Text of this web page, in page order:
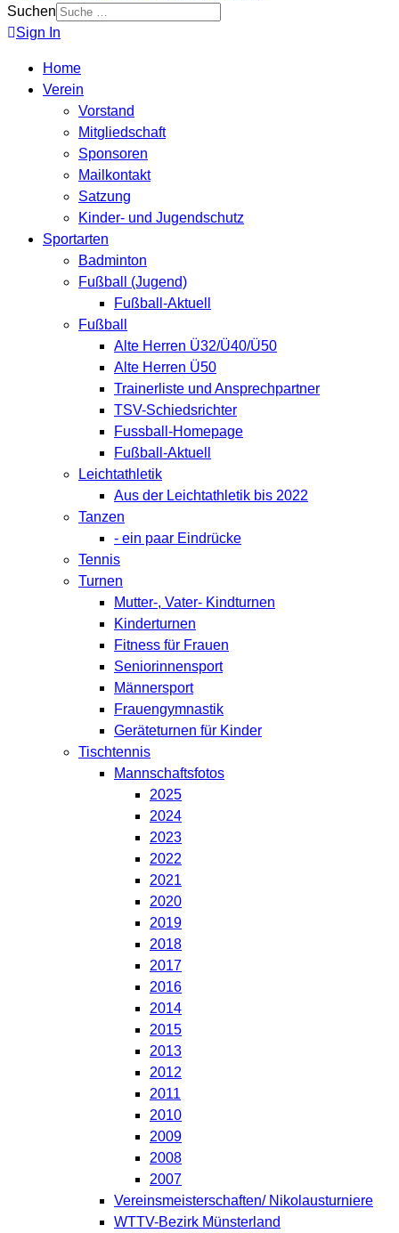
Suchen
Sign In
Home
Verein
Vorstand
Mitgliedschaft
Sponsoren
Mailkontakt
Satzung
Kinder- und Jugendschutz
Sportarten
Badminton
Fußball (Jugend)
Fußball-Aktuell
Fußball
Alte Herren Ü32/Ü40/Ü50
Alte Herren Ü50
Trainerliste und Ansprechpartner
TSV-Schiedsrichter
Fussball-Homepage
Fußball-Aktuell
Leichtathletik
Aus der Leichtathletik bis 2022
Tanzen
- ein paar Eindrücke
Tennis
Turnen
Mutter-, Vater- Kindturnen
Kinderturnen
Fitness für Frauen
Seniorinnensport
Männersport
Frauengymnastik
Geräteturnen für Kinder
Tischtennis
Mannschaftsfotos
2025
2024
2023
2022
2021
2020
2019
2018
2017
2016
2014
2015
2013
2012
2011
2010
2009
2008
2007
Vereinsmeisterschaften/ Nikolausturniere
WTTV-Bezirk Münsterland